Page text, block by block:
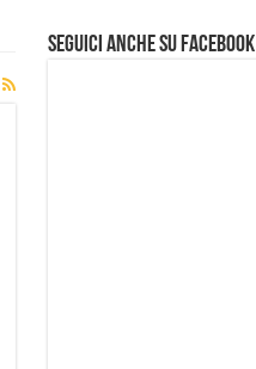
Seguici anche su Facebook